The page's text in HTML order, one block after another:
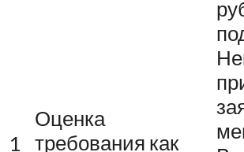
1
Оценка
требования как